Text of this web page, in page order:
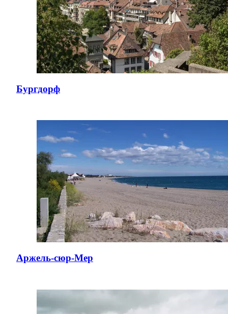
Бургдорф
Аржель-сюр-Мер